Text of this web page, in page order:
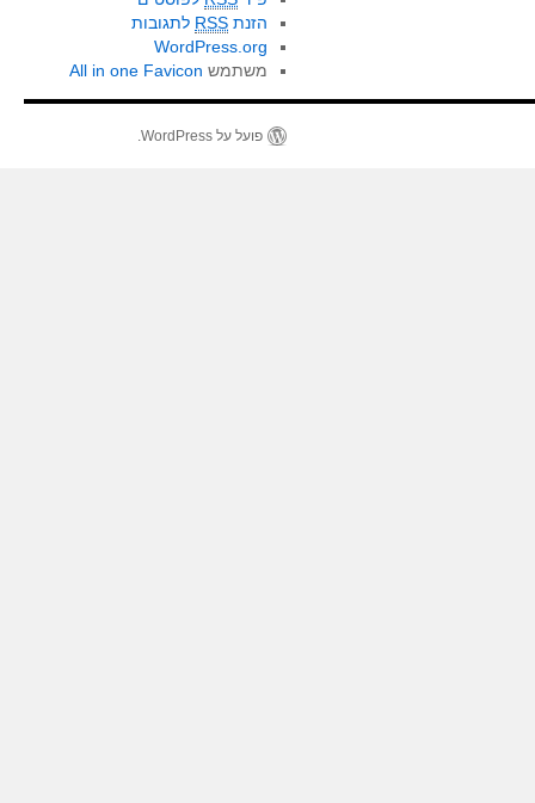
הזנת RSS לתגובות
WordPress.org
משתמש All in one Favicon
פועל על WordPress.